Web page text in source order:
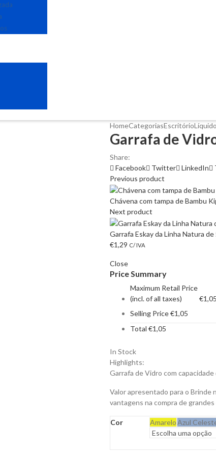
HomeCategoriasEscritório
Garrafa de
Share:
Facebook
Twitter LinkedIn
Previous product
Chávena com tampa de Bambu
Next product
Garrafa Eskay da Linha Natura
€1,29 C/ IVA
Close
Price Summary
Maximum Retail Price
(incl. of all taxes)
€1,05
Selling Price€1,05
Total €1,05
In Stock
Highlights:
Garrafa de Vidro com
Valor apresentado para o Brinde
vantagens na compra de
Cor AmareloAzul